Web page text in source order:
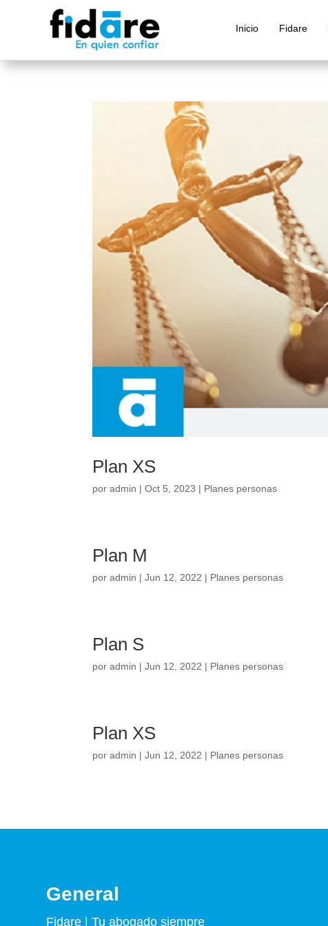
Inicio Fidare
Plan XS
poradmin |Oct 5, 2023 | Planes personas
Plan M
poradmin |Jun 12, 2022 | Planes personas
Plan S
poradmin |Jun 12, 2022 | Planes personas
Plan XS
poradmin |Jun 12, 2022 | Planes personas
General
Fidare | Tu abogado siempre